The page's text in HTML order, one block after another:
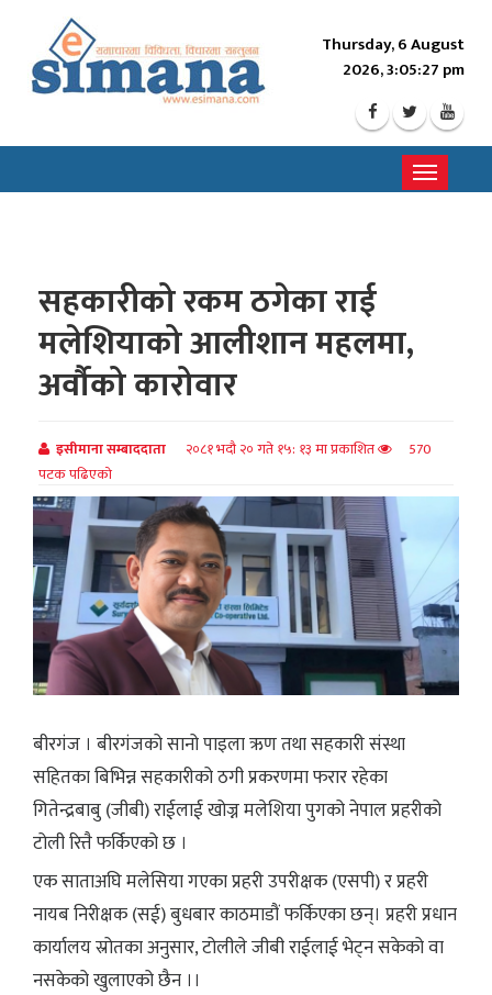
Thursday, 6 August
2026, 3:05:29 pm
Toggle
सहकारीको रकम ठगेका राई
मलेशियाको आलीशान महलमा,
अर्वौको कारोवार
इसीमाना सम्बाददाता २०८१ भदौ २० गते १५: १३ मा प्रकाशित
570
पटक पढिएको
बीरगंज । बीरगंजको सानो पाइला ऋण तथा सहकारी संस्था
सहितका बिभिन्न सहकारीको ठगी प्रकरणमा फरार रहेका
गितेन्द्रबाबु (जीबी) राईलाई खोज्न मलेशिया पुगको नेपाल प्रहरीको
टोली रित्तै फर्किएको छ ।
एक साताअघि मलेसिया गएका प्रहरी उपरीक्षक (एसपी) र प्रहरी
नायब निरीक्षक (सई) बुधबार काठमाडौं फर्किएका छन्। प्रहरी प्रधान
कार्यालय स्रोतका अनुसार, टोलीले जीबी राईलाई भेट्न सकेको वा
नसकेको खुलाएको छैन ।।